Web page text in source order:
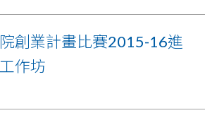
創業計畫比賽2015-16進
作坊